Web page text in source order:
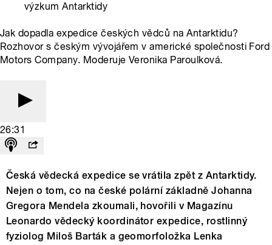
výzkum Antarktidy
Jak dopadla expedice českých vědců na Antarktidu?
Rozhovor s českým vývojářem v americké společnosti Ford
Motors Company. Moderuje Veronika Paroulková.
26:31
Česká vědecká expedice se vrátila zpět z Antarktidy.
Nejen o tom, co na české polární základně Johanna
Gregora Mendela zkoumali, hovořili v Magazínu
Leonardo vědecký koordinátor expedice, rostlinný
fyziolog Miloš Barták a geomorfoložka Lenka